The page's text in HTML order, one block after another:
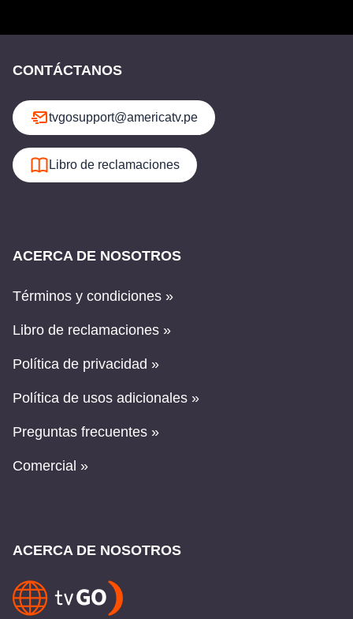
CONTÁCTANOS
tvgosupport@americatv.pe
Libro de reclamaciones
ACERCA DE NOSOTROS
Términos y condiciones »
Libro de reclamaciones »
Política de privacidad »
Política de usos adicionales »
Preguntas frecuentes »
Comercial »
ACERCA DE NOSOTROS